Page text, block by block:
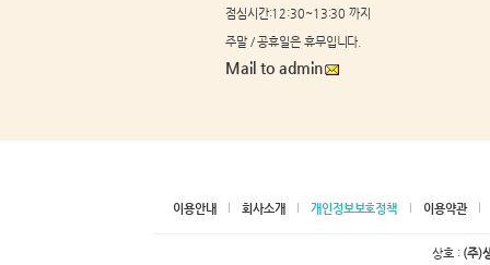
점심시간:12:30~13:30 까지
주말 / 공휴일은 휴무입니다.
Mail to admin
이용안내 회사소개 개인정보보호정책 이용약관
상호 : (주)